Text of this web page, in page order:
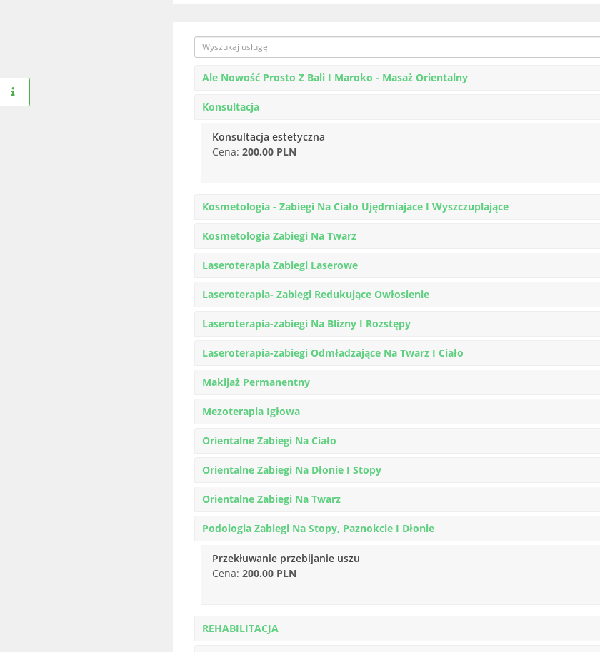
Ale Nowość Prosto Z Bali I Maroko - Masaż Orientalny
Konsultacja
Konsultacja estetyczna
Cena: 200.00 PLN
Kosmetologia - Zabiegi Na Ciało Ujędrniajace I Wyszczuplające
Kosmetologia Zabiegi Na Twarz
Laseroterapia Zabiegi Laserowe
Laseroterapia- Zabiegi Redukujące Owłosienie
Laseroterapia-zabiegi Na Blizny I Rozstępy
Laseroterapia-zabiegi Odmładzające Na Twarz I Ciało
Makijaż Permanentny
Mezoterapia Igłowa
Orientalne Zabiegi Na Ciało
Orientalne Zabiegi Na Dłonie I Stopy
Orientalne Zabiegi Na Twarz
Podologia Zabiegi Na Stopy, Paznokcie I Dłonie
Przekłuwanie przebijanie uszu
Cena: 200.00 PLN
REHABILITACJA